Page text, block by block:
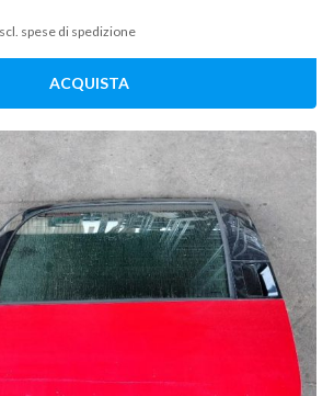
spese di spedizione
ACQUISTA